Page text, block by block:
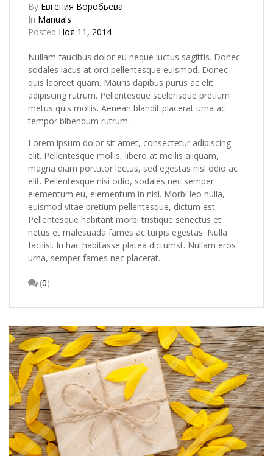
By Евгения Воробьева
In Manuals
Posted Ноя 11, 2014
Nullam faucibus dolor eu neque luctus sagittis. Donec
sodales lacus at orci pellentesque euismod. Donec
quis laoreet quam. Mauris dapibus purus ac elit
adipiscing rutrum. Pellentesque scelerisque pretium
metus quis mollis. Aenean blandit placerat urna ac
tempor bibendum rutrum.
Lorem ipsum dolor sit amet, consectetur adipiscing
elit. Pellentesque mollis, libero at mollis aliquam,
magna diam porttitor lectus, sed egestas nisl odio ac
elit. Pellentesque nisi odio, sodales nec semper
elementum eu, elementum in nisl. Morbi leo nulla,
euismod vitae pretium pellentesque, dictum est.
Pellentesque habitant morbi tristique senectus et
netus et malesuada fames ac turpis egestas. Nulla
facilisi. In hac habitasse platea dictumst. Nullam eros
urna, semper fames nec placerat.
(0)